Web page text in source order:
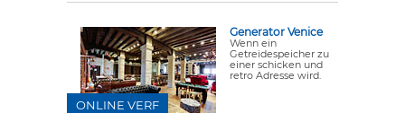
Generator Venice
Wenn ein
Getreidespeicher zu
einer schicken und
retro Adresse wird.
ONLINE VERF